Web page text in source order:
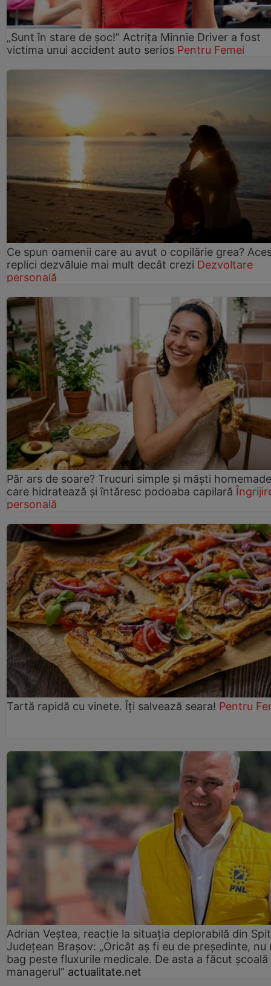
„Sunt în stare de șoc!” Actrița Minnie Driver a fost
victima unui accident auto serios Pentru Femei
Ce spun oamenii care au avut o copilărie grea?
replici dezvăluie mai mult decât crezi Dezvoltare
personală
Păr ars de soare? Trucuri simple și măști homemade
care hidratează și întăresc podoaba capilară
personală
Tartă rapidă cu vinete. Îți salvează seara! Pentru
Adrian Veștea, reacție la situația deplorabilă din
Județean Brașov: „Oricât aș fi eu de președinte, nu
bag peste fluxurile medicale. De asta a făcut școală
managerul” actualitate.net